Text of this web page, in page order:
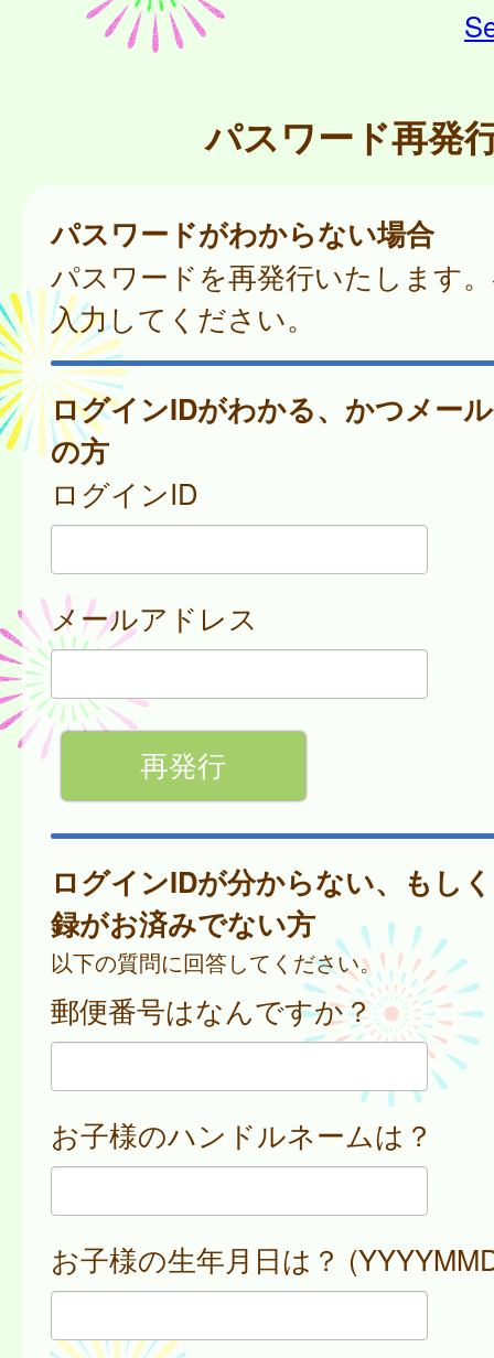
パスワード再発
パスワードがわからない場合
パスワードを再発行いたします
入力してください。
ログインIDがわかる、かつメー
の方
ログインID
メールアドレス
ログインIDが分からない、もし
録がお済みでない方
以下の質問に回答してください。
郵便番号はなんですか？
お子様のハンドルネームは？
お子様の生年月日は？